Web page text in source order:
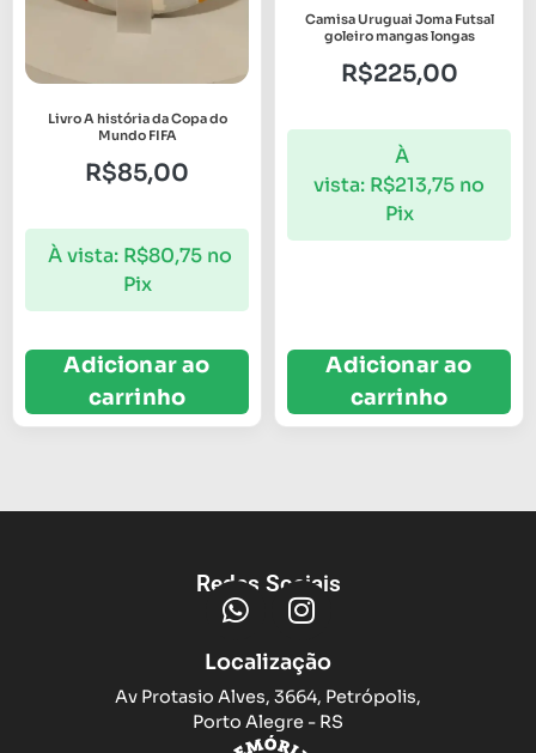
Livro A história da Copa do
Mundo FIFA
R$85,00
À vista: R$80,75 no
Pix
Adicionar ao
carrinho
Camisa Uruguai Joma Futsal
goleiro mangas longas
R$225,00
À
vista: R$213,75 no
Pix
Adicionar ao
carrinho
Redes Sociais
Localização
Av Protasio Alves, 3664, Petrópolis,
Porto Alegre - RS